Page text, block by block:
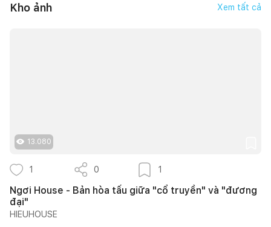
Kho ảnh Xem tất cả
13.080
1 0 1
Ngơi House - Bản hòa tấu giữa "cổ truyền" và "đương
đại"
HIEUHOUSE